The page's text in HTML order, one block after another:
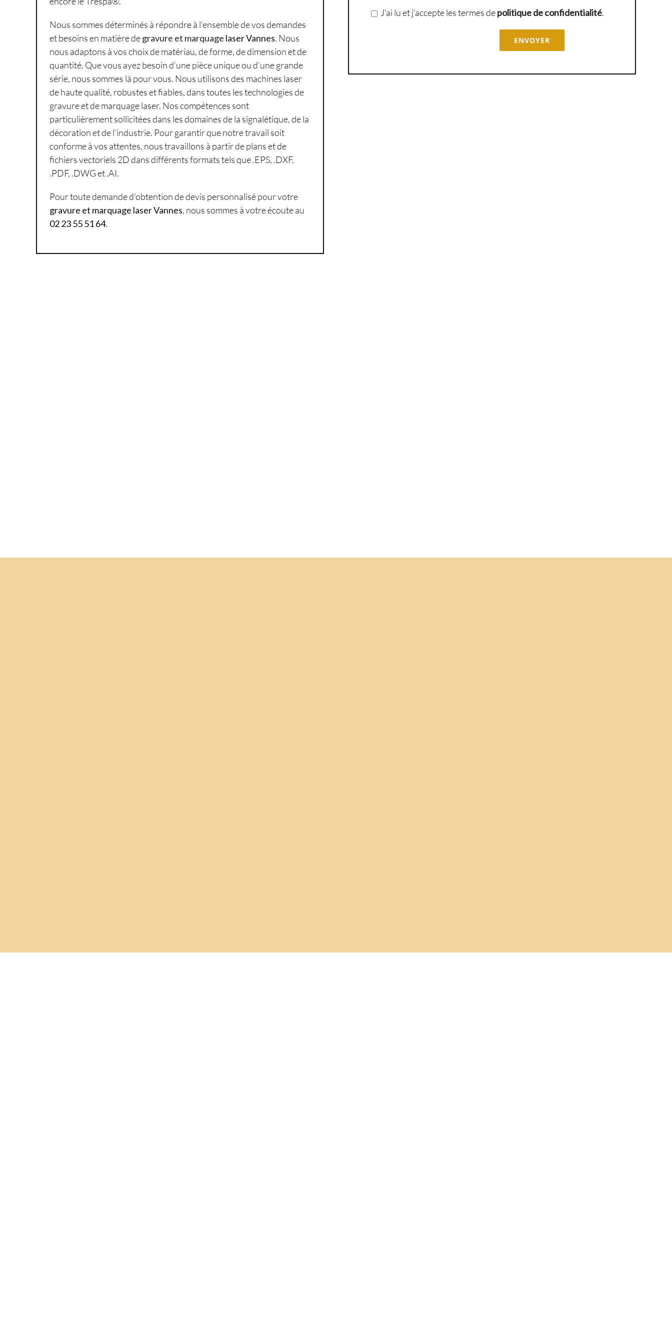
Nous sommes déterminés à répondre à l’ensemble de vos demandes
et besoins en matière degravure et marquage laser Vannes. Nous
nous adaptons à vos choix de matériau, de forme, de dimension et de
quantité. Que vous ayez besoin d’une pièce unique ou d’une grande
série, nous sommes là pour vous. Nous utilisons des machines laser
de haute qualité, robustes et fiables, dans toutes les technologies de
gravure et de marquage laser. Nos compétences sont
particulièrement sollicitées dans les domaines de la signalétique, de la
décoration et de l’industrie. Pour garantir que notre travail soit
conforme à vos attentes, nous travaillons à partir de plans et de
fichiers vectoriels 2D dans différents formats tels que .EPS, .DXF,
.PDF, .DWG et .AI.
Pour toute demande d’obtention de devis personnalisé pour votre
gravure et marquage laser Vannes, nous sommes à votre écoute au
02 23 55 51 64.
J'ai lu et j'accepte les termes depolitique de confidentialité.